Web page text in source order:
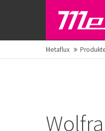
Metaflux